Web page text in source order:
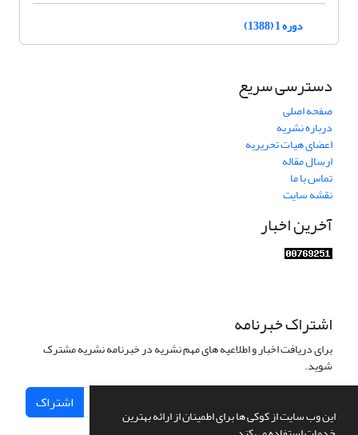
این وب سایت از کوکی ها برای اطمینان از ارائه بهترین
دوره 1 (1388)
دسترسی سریع
صفحه اصلی
درباره نشریه
اعضای هیات تحریریه
ارسال مقاله
تماس با ما
نقشه سایت
آخرین اخبار
اشتراک خبرنامه
برای دریافت اخبار و اطلاعیه های مهم نشریه در خبرنامه نشریه مشترک
شوید.
اشتراک